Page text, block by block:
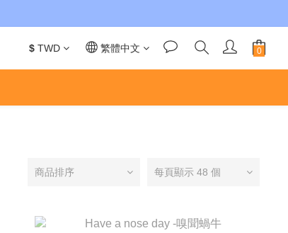
$ TWD 繁體中文
商品排序 每頁顯示 48 個